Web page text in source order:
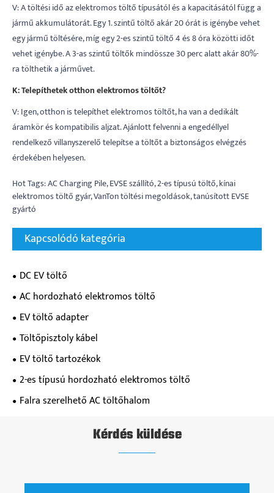
V: A töltési idő az elektromos töltő típusától és a kapacitásától függ a
jármű akkumulátorát. Egy 1. szintű töltő akár 20 órát is igénybe vehet
egy jármű töltésére, míg egy 2-es szintű töltő 4 és 8 óra közötti időt
vehet igénybe. A 3-as szintű töltők mindössze 30 perc alatt akár 80%-
ra tölthetik a járművet.
K: Telepíthetek otthon elektromos töltőt?
V: Igen, otthon is telepíthet elektromos töltőt, ha van a dedikált
áramkör és kompatibilis aljzat. Ajánlott felvenni a engedéllyel
rendelkező villanyszerelő telepítse a töltőt a biztonságos elvégzés
érdekében helyesen.
Hot Tags: AC Charging Pile, EVSE szállító, 2-es típusú töltő, kínai
elektromos töltő gyár, VanTon töltési megoldások, tanúsított EVSE
gyártó
Kapcsolódó kategória
DC EV töltő
AC hordozható elektromos töltő
EV töltő adapter
Töltőpisztoly kábel
EV töltő tartozékok
2-es típusú hordozható elektromos töltő
Falra szerelhető AC töltőhalom
Kérdés küldése